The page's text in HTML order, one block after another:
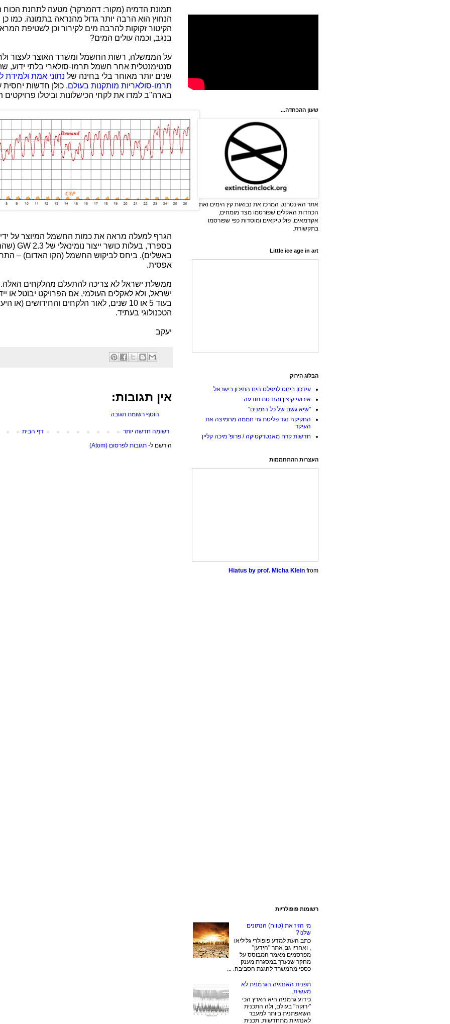
תמונת הדמיה (מקור: דהמרקר) מטעה לתחנת
הנחוץ הוא הרבה יותר גדול מהנראה בתמונה. כמו כן
הקיטור זקוקות להרבה מים לקירור וכן לשטיפת
בנגב, וכמה עולים המים?
על הממשלה, רשות החשמל ומשרד האוצר לעצור
שנים יותר מאוחר בלי בחינה של נתוני אמת ולמידת
תרמו-סולאריות מותקנות בעולם. כולן חדשות
בארה"ב למדו את לקחי הכישלונות וביטלו פרויקטים
הגרף למעלה מראה את כמות החשמל המיוצר על ידי
בספרד, בעלות כושר ייצור נומינאלי של 2.3
GW
באשלים). ביחס לביקוש החשמל (הקו האדום) –
אפסית.
ממשלת ישראל לא צריכה להתעלם מהלקחים האלה.
ישראל, ולא לאקלים העולמי, אם הפרויקט יבוטל או
בעוד 5 או 10 שנים, לאור הלקחים והחידושים
הטכנולוגי בעתיד.
יעקב
אין תגובות:
הוסף רשומת תגובה
רשומה חדשה יותר
דף הבית
הירשם ל- תגובות לפרסום (Atom)
שעון ההכחדה...
אתר האינטרנט המרכז את נבואות קץ הימים ואת
הכחדות האקלים שפורסמו מצד מומחים,
אקדמאים, פוליטיקאים ומוסדות כפי שפורסמו
בתקשורת.
Little ice age in art
הבלוג הירוק
עידכון ביחס למפלס הים התיכון בישראל.
אירועי קיצון והנדסת תודעה
"שיא גשם של כל הזמנים"
החקיקה נגד פליטת גזי חממה מחמיצה את
העיקר
חדשות קרח מאנטרקטיקה / פרופ' מיכה קליין
העצרות ההתחממות
Hiatus by prof. Micha Klein from
רשומות פופולריות
מי הזיז את (טווח) הנתונים
שלנו?
כתב העת למדע פופולרי גליליאו
, ואחריו גם אתר "הידען"
מפרסמים מאמר המבוסס על
מחקר שנערך במסגרת מענק
כספי מהמשרד להגנת הסביבה. ...
תפנית האנרגיה הגרמנית לא
מעשית.
כידוע גרמניה היא הארץ הכי
"ירוקה" בעולם, ולה התכנית
השאפתנית ביותר למעבר
לאנרגיות מתחדשות. תכנית